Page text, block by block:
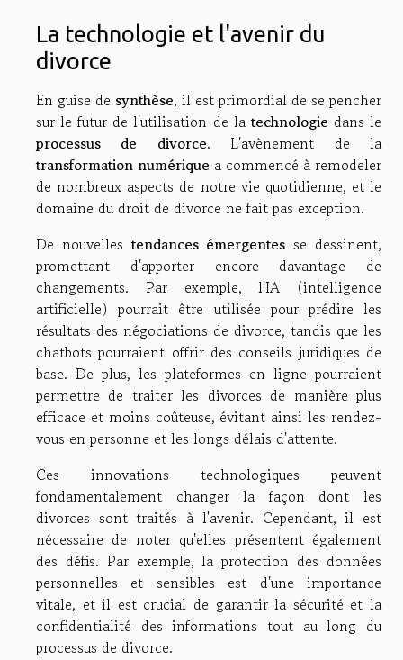
La technologie et l'avenir du
divorce
En guise de synthèse, il est primordial de se pencher
sur le futur de l'utilisation de latechnologie dans le
processus de divorce. L'avènement de la
transformation numérique a commencé à remodeler
de nombreux aspects de notre vie quotidienne, et le
domaine du droit de divorce ne fait pas exception.
De nouvellestendances émergentes se dessinent,
promettant d'apporter encore davantage de
changements. Par exemple, l'IA (intelligence
artificielle) pourrait être utilisée pour prédire les
résultats des négociations de divorce, tandis que les
chatbots pourraient offrir des conseils juridiques de
base. De plus, les plateformes en ligne pourraient
permettre de traiter les divorces de manière plus
efficace et moins coûteuse, évitant ainsi les rendez-
vous en personne et les longs délais d'attente.
Ces innovations technologiques peuvent
fondamentalement changer la façon dont les
divorces sont traités à l'avenir. Cependant, il est
nécessaire de noter qu'elles présentent également
des défis. Par exemple, la protection des données
personnelles et sensibles est d'une importance
vitale, et il est crucial de garantir la sécurité et la
confidentialité des informations tout au long du
processus de divorce.